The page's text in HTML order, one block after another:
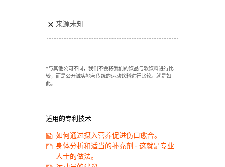
来源未知
*与其他公司不同，我们不会将我们的饮品与软饮料进行比
较，而是公开诚实地与传统的运动饮料进行比较。就是如
此。
适用的专利技术
如何通过摄入营养促进伤口愈合。
身体分析和适当的补充剂 - 这就是专业
人士的做法。